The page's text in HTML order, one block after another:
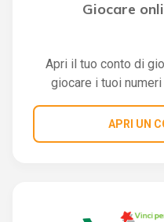
Giocare
Apri il tuo conto di
giocare i tuoi
APRI UN